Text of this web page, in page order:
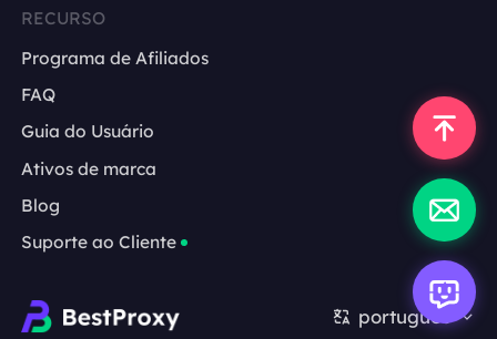
RECURSO
Programa de Afiliados
FAQ
Guia do Usuário
Ativos de marca
Blog
Suporte ao Cliente
português